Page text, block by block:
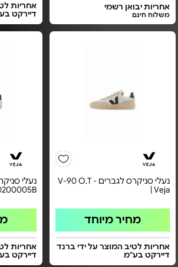
אחריות יבואן רשמי
משלוח חינם
אחריות
דיירקט
נעלי סניקרס לגברים - V-90 O.T
| Veja
מחיר מיוחד
אחריות לטיב המוצר על ידי ברנד
דיירקט בע"מ
אחריות
דיירקט